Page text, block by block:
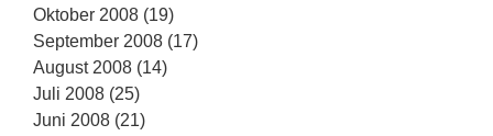
Oktober 2008 (19)
September 2008 (17)
August 2008 (14)
Juli 2008 (25)
Juni 2008 (21)